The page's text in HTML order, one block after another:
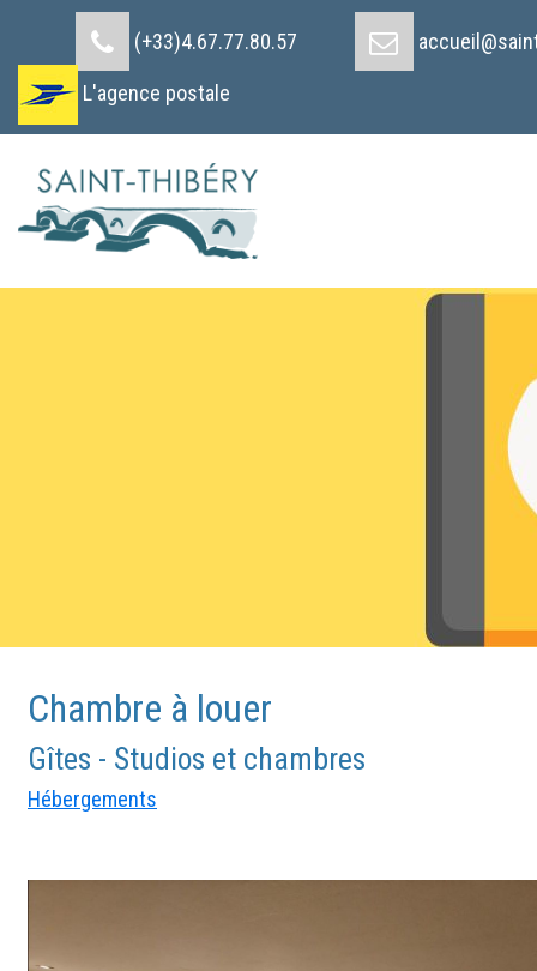
(+33)4.67.77.80.57
L'agence postale
Chambre à louer
Gîtes - Studios et chambres
Hébergements
Cookies management panel